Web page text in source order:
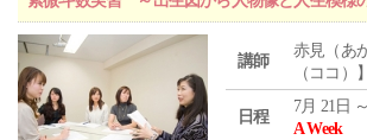
講師
赤見（あ
（ココ）】
日程
7月 21日
A Week